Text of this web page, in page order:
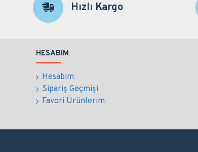
Hızlı Kargo
HESABIM
Hesabım
Sipariş Geçmişi
Favori Ürünlerim